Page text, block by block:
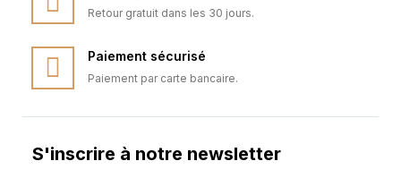
Retour gratuit dans les 30 jours.
Paiement sécurisé
Paiement par carte bancaire.
S'inscrire à notre newsletter